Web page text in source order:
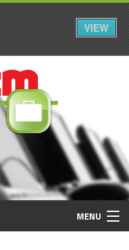
MENU
VIEW